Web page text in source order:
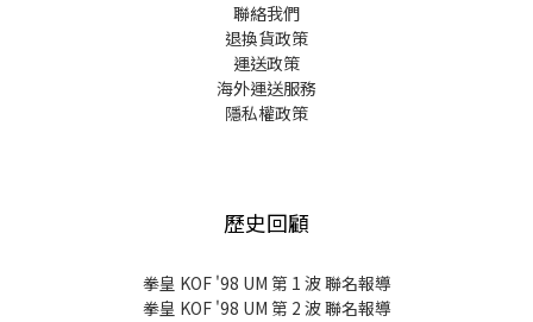
聯絡我們
退換貨政策
運送政策
海外運送服務
隱私權政策
歷史回顧
拳皇 KOF '98 UM 第 1 波 聯名報導
拳皇 KOF '98 UM 第 2 波 聯名報導